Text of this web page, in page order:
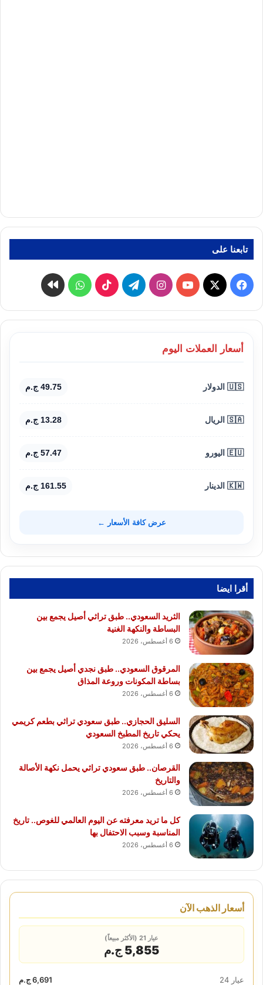
تابعنا على
فيسبوك
‫X
‫YouTubeانستقرامتيلقرام ‫TikTokواتسابكواى
أسعار العملات اليوم
🇺🇸 الدولار 49.75 ج.م
🇸🇦 الريال 13.28 ج.م
🇪🇺 اليورو 57.47 ج.م
🇰🇼 الدينار 161.55 ج.م
عرض كافة الأسعار ←
أقرا ايضا
الثريد السعودي.. طبق تراثي أصيل يجمع بين
البساطة والنكهة الغنية
6 أغسطس، 2026
المرقوق السعودي.. طبق نجدي أصيل يجمع بين
بساطة المكونات وروعة المذاق
6 أغسطس، 2026
السليق الحجازي.. طبق سعودي تراثي بطعم كريمي
يحكي تاريخ المطبخ السعودي
6 أغسطس، 2026
القرصان.. طبق سعودي تراثي يحمل نكهة الأصالة
والتاريخ
6 أغسطس، 2026
كل ما تريد معرفته عن اليوم العالمي للغوص.. تاريخ
المناسبة وسبب الاحتفال بها
6 أغسطس، 2026
أسعار الذهب الآن
عيار 21 (الأكثر مبيعاً)
5,855 ج.م
عيار 24 6,691 ج.م